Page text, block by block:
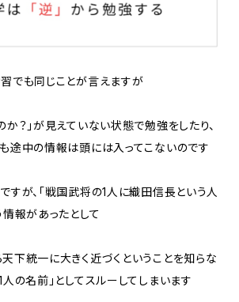
でも同じことが言えますが
か？」が見えていない状態で勉強をしたり、
途中の情報は頭には入ってこないのです
すが、「戦国武将の1人に織田信長という人
情報があったとして
下統一に大きく近づくということを知らな
の名前」としてスルーしてしまいます